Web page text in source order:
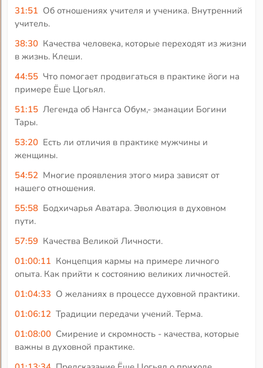
31:51 Об отношениях учителя и ученика. Внутренний
учитель.
38:30 Качества человека, которые переходят из жизни
в жизнь. Клеши.
44:55 Что помогает продвигаться в практике йоги на
примере Ёше Цогьял.
51:15 Легенда об Нангса Обум,- эманации Богини
Тары.
53:20 Есть ли отличия в практике мужчины и
женщины.
54:52 Многие проявления этого мира зависят от
нашего отношения.
55:58 Бодхичарья Аватара. Эволюция в духовном
пути.
57:59 Качества Великой Личности.
01:00:11 Концепция кармы на примере личного
опыта. Как прийти к состоянию великих личностей.
01:04:33 О желаниях в процессе духовной практики.
01:06:12 Традиции передачи учений. Терма.
01:08:00 Смирение и скромность - качества, которые
важны в духовной практике.